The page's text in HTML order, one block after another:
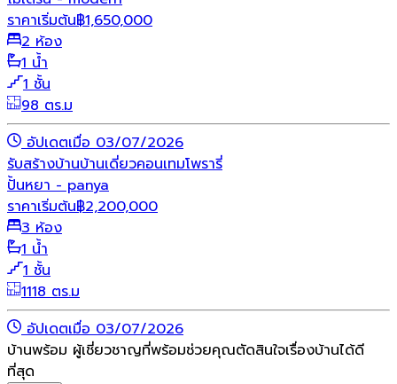
ราคาเริ่มต้น฿1,650,000
2 ห้อง
1 น้ำ
1 ชั้น
98 ตร.ม
อัปเดตเมื่อ 03/07/2026
รับสร้างบ้านบ้านเดี่ยวคอนเทมโพรารี่
ปั้นหยา - panya
ราคาเริ่มต้น฿2,200,000
3 ห้อง
1 น้ำ
1 ชั้น
1118 ตร.ม
อัปเดตเมื่อ 03/07/2026
บ้านพร้อม ผู้เชี่ยวชาญที่พร้อมช่วยคุณตัดสินใจเรื่องบ้านได้ดี
ที่สุด